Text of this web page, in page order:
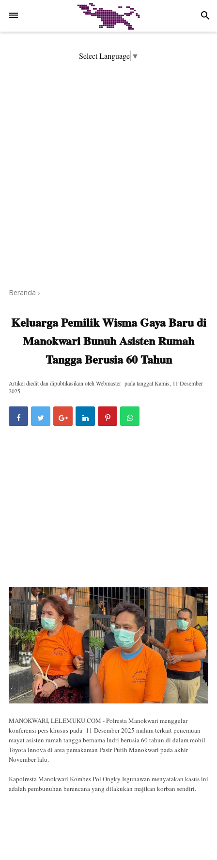
search
Select Language ▼
Beranda ›
Keluarga Pemilik Wisma Gaya Baru di
Manokwari Bunuh Asisten Rumah
Tangga Berusia 60 Tahun
Artikel diedit dan dipublikasikan oleh Webmaster pada tanggalKamis, 11 Desember
2025
MANOKWARI, LELEMUKU.COM - Polresta Manokwari menggelar
konferensi pers khusus pada 11 Desember 2025 malam terkait penemuan
mayat asisten rumah tangga bernama Indri berusia 60 tahun di dalam mobil
Toyota Innova di area pemakaman Pasir Putih Manokwari pada akhir
November lalu.
Kapolresta Manokwari Kombes Pol Ongky Isgunawan menyatakan kasus ini
adalah pembunuhan berencana yang dilakukan majikan korban sendiri.